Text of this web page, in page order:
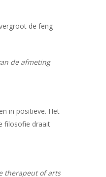
de feng
de afmeting
in positieve. Het
filosofie draait
therapeut of arts